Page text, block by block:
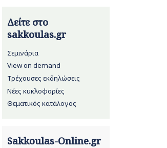
Δείτε στο
sakkoulas.gr
Σεμινάρια
View on demand
Τρέχουσες εκδηλώσεις
Νέες κυκλοφορίες
Θεματικός κατάλογος
Sakkoulas-Online.gr